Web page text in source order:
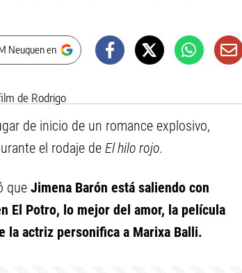
Neuquen en
de inicio de un romance explosivo,
el rodaje de El hilo rojo.
que Jimena Barón está saliendo con
El Potro, lo mejor del amor, la película
la actriz personifica a Marixa Balli.